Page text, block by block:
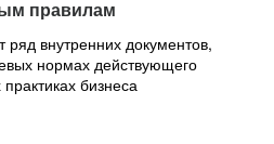
правилам
внутренних документов,
нормах действующего
бизнеса